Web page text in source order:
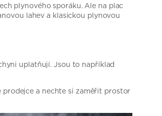
plynového sporáku. Ale na plac
lahev a klasickou plynovou
uplatňují. Jsou to například
a nechte si zaměřit prostor